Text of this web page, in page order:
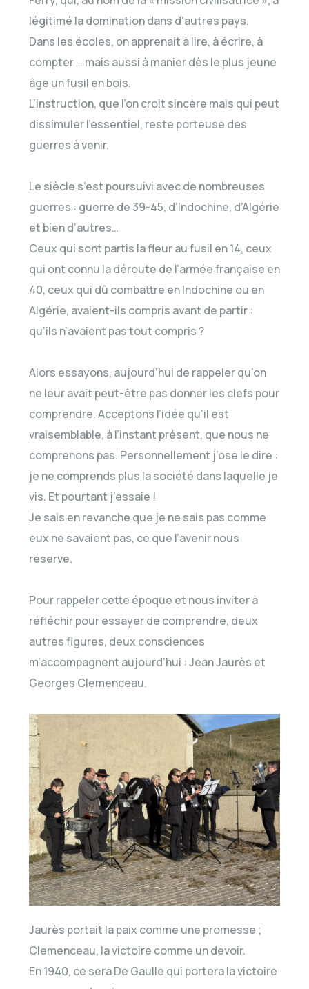
légitimé la domination dans d’autres pays.
Dans les écoles, on apprenait à lire, à écrire, à
compter … mais aussi à manier dès le plus jeune
âge un fusil en bois.
L’instruction, que l’on croit sincère mais qui peut
dissimuler l’essentiel, reste porteuse des
guerres à venir.
Le siècle s’est poursuivi avec de nombreuses
guerres : guerre de 39-45, d’Indochine, d’Algérie
et bien d’autres…
Ceux qui sont partis la fleur au fusil en 14, ceux
qui ont connu la déroute de l’armée française en
40, ceux qui dû combattre en Indochine ou en
Algérie, avaient-ils compris avant de partir :
qu’ils n’avaient pas tout compris ?
Alors essayons, aujourd’hui de rappeler qu’on
ne leur avait peut-être pas donner les clefs pour
comprendre. Acceptons l’idée qu’il est
vraisemblable, à l’instant présent, que nous ne
comprenons pas. Personnellement j’ose le dire :
je ne comprends plus la société dans laquelle je
vis. Et pourtant j’essaie !
Je sais en revanche que je ne sais pas comme
eux ne savaient pas, ce que l’avenir nous
réserve.
Pour rappeler cette époque et nous inviter à
réfléchir pour essayer de comprendre, deux
autres figures, deux consciences
m’accompagnent aujourd’hui : Jean Jaurès et
Georges Clemenceau.
Jaurès portait la paix comme une promesse ;
Clemenceau, la victoire comme un devoir.
En 1940, ce sera De Gaulle qui portera la victoire